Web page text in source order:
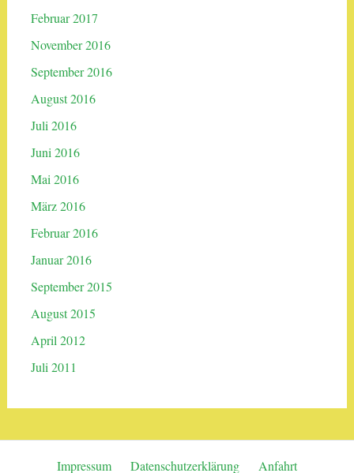
Februar 2017
November 2016
September 2016
August 2016
Juli 2016
Juni 2016
Mai 2016
März 2016
Februar 2016
Januar 2016
September 2015
August 2015
April 2012
Juli 2011
Impressum Datenschutzerklärung Anfahrt